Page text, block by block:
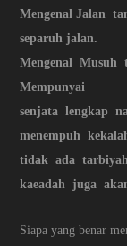
Mengenal Jalan
separuh jalan.
Mengenal Musuh
Mempunyai
senjata lengkap
menempuh
tidak ada
kaeadah juga
Siapa yang benar